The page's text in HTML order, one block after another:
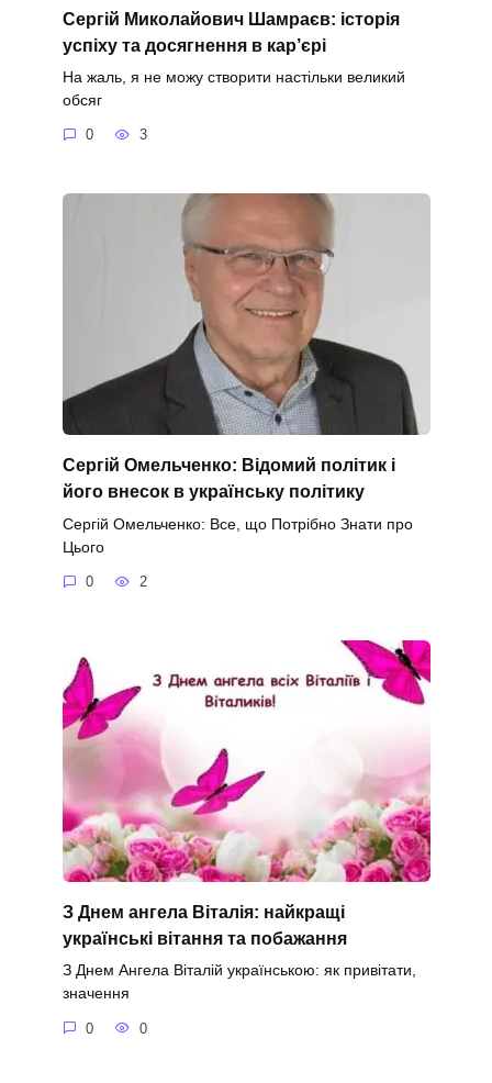
Сергій Миколайович Шамраєв: історія
успіху та досягнення в кар’єрі
На жаль, я не можу створити настільки великий
обсяг
0 3
Сергій Омельченко: Відомий політик і
його внесок в українську політику
Сергій Омельченко: Все, що Потрібно Знати про
Цього
0 2
З Днем ангела Віталія: найкращі
українські вітання та побажання
З Днем Ангела Віталій українською: як привітати,
значення
0 0